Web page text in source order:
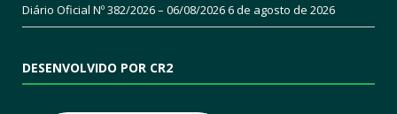
Diário Oficial Nº 382/2026 – 06/08/20266 de agosto de 2026
DESENVOLVIDO POR CR2